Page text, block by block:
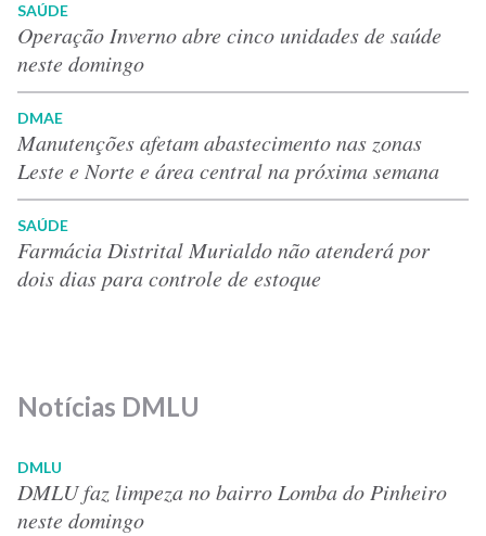
SAÚDE
Operação Inverno abre cinco unidades de saúde
neste domingo
DMAE
Manutenções afetam abastecimento nas zonas
Leste e Norte e área central na próxima semana
SAÚDE
Farmácia Distrital Murialdo não atenderá por
dois dias para controle de estoque
Notícias DMLU
DMLU
DMLU faz limpeza no bairro Lomba do Pinheiro
neste domingo